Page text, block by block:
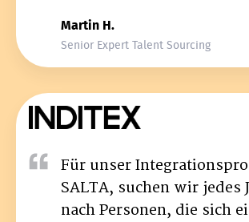
Martin H.
Senior Expert Talent Sourcing
Für unser
SALTA, suchen wir jedes
nach Personen, die sich